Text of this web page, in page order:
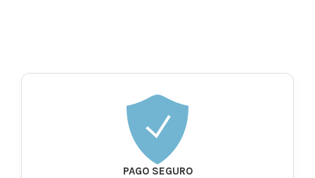
PAGO SEGURO